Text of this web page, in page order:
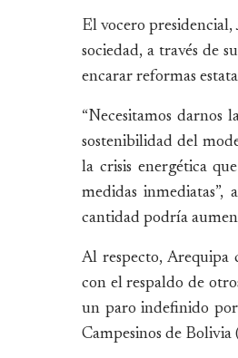
El vocero
sociedad, a través de
encarar reformas
“Necesitamos darnos
sostenibilidad del
la crisis energética
medidas
cantidad podría
Al respecto, Arequipa
con el respaldo de
un paro indefinido
Campesinos de Bolivia